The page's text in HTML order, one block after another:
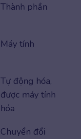
Thành phần
Máy tính
Tự động hóa,
được máy tính
hóa
Chuyển đổi